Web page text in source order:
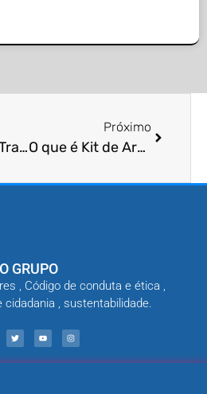
O que é Kit de Tratamento para Infestações de Carrapatos em Canis?
Próximo
O que é Kit de Armadilhas para Captura de Formigas em Cozinhas Industriais?
O GRUPO
, Código de conduta e ética ,
cidadania , sustentabilidade.